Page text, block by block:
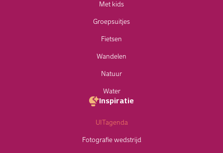
Met kids
Groepsuitjes
Fietsen
Wandelen
Natuur
Water
Inspiratie
UITagenda
Fotografie wedstrijd